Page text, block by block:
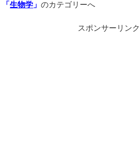
「生物学 」のカテゴリーへ
スポンサーリンク